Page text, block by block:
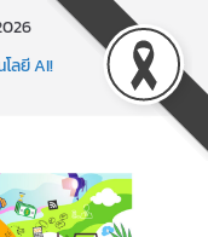
ลธุรกิจให้พุ่งทะยาน
ยี AI!
กิจก็ต้องสตรอง!